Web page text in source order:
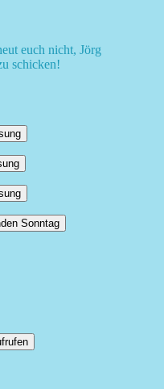
euch nicht, Jörg
schicken!
Sonntag